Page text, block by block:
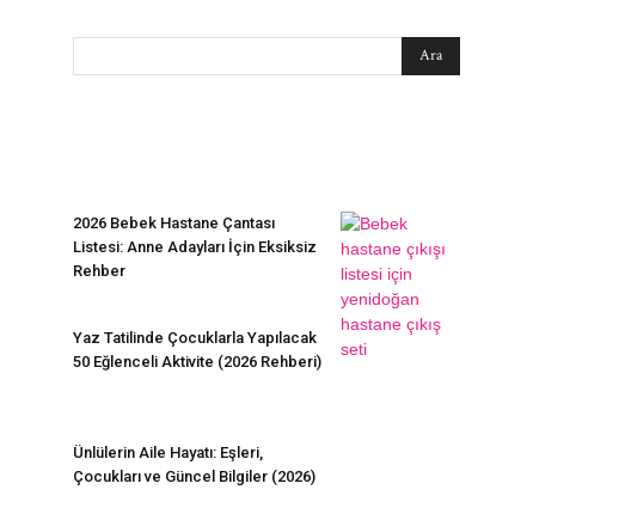
2026 Bebek Hastane Çantası
Listesi: Anne Adayları İçin Eksiksiz
Rehber
Yaz Tatilinde Çocuklarla Yapılacak
50 Eğlenceli Aktivite (2026 Rehberi)
Ünlülerin Aile Hayatı: Eşleri,
Çocukları ve Güncel Bilgiler (2026)